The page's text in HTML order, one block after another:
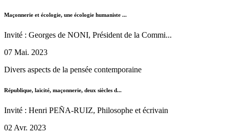
Maçonnerie et écologie, une écologie humaniste ...
Invité : Georges de NONI, Président de la Commi...
07 Mai. 2023
Divers aspects de la pensée contemporaine
République, laïcité, maçonnerie, deux siècles d...
Invité : Henri PEÑA-RUIZ, Philosophe et écrivain
02 Avr. 2023